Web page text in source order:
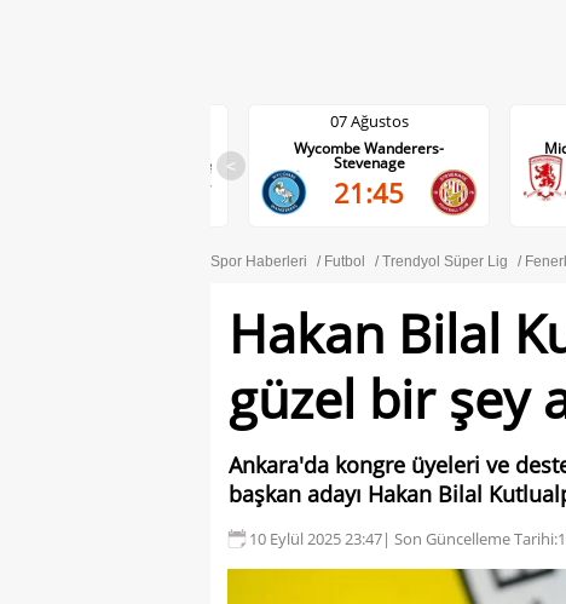
<
07 Ağustos
Middlesbrough-Wrexham
22:00
Spor Haberleri Futbol Trendyol Süper Lig
Hakan Bilal
güzel bir şey
Ankara'da kongre üyeleri ve
başkan adayı Hakan Bilal
10 Eylül 2025 23:47| Son Güncelleme Tarihi: